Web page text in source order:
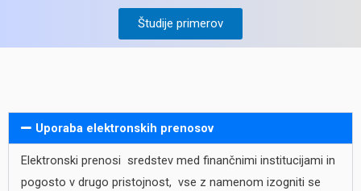
Študije primerov
Uporaba elektronskih prenosov
Elektronski prenosi sredstev med finančnimi institucijami in
pogosto v drugo pristojnost, vse z namenom izogniti se